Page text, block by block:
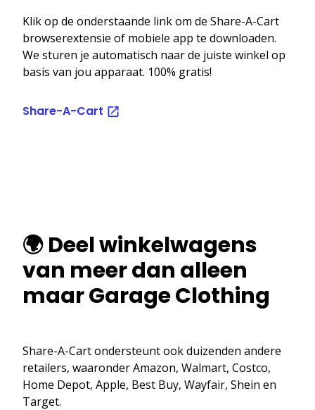
Klik op de onderstaande link om de Share-A-Cart
browserextensie of mobiele app te downloaden.
We sturen je automatisch naar de juiste winkel op
basis van jou apparaat. 100% gratis!
Share-A-Cart
🌍 Deel winkelwagens
van meer dan alleen
maar Garage Clothing
Share-A-Cart ondersteunt ook duizenden andere
retailers, waaronder Amazon, Walmart, Costco,
Home Depot, Apple, Best Buy, Wayfair, Shein en
Target.